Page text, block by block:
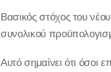
Βασικός στόχος του
συνολικού
Αυτό σημαίνει ότι όσοι